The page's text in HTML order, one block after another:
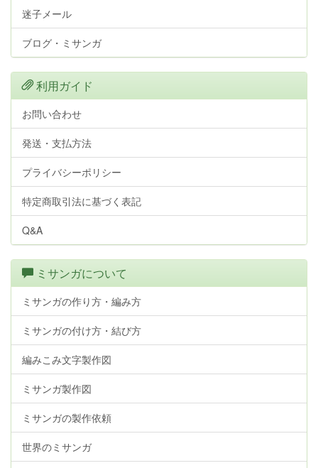
迷子メール
ブログ・ミサンガ
利用ガイド
お問い合わせ
発送・支払方法
プライバシーポリシー
特定商取引法に基づく表記
Q&A
ミサンガについて
ミサンガの作り方・編み方
ミサンガの付け方・結び方
編みこみ文字製作図
ミサンガ製作図
ミサンガの製作依頼
世界のミサンガ